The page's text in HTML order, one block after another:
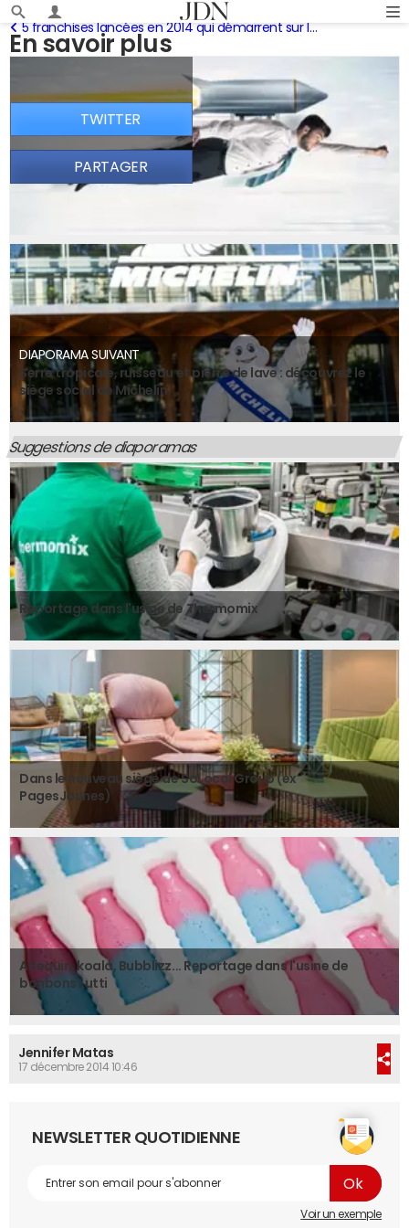
En savoir plus
5 franchises lancées en 2014 qui démarrent sur les chapeaux de roues
TWITTER
PARTAGER
DIAPORAMA SUIVANT
Serre tropicale, ruisseau et pierre de lave : découvrez le
siège social de Michelin
Suggestions de diaporamas
Reportage dans l'usine de Thermomix
Dans le nouveau siège de SoLocal Group (ex
PagesJaunes)
Arlequin, koala, Bubblizz... Reportage dans l'usine de
bonbons Lutti
Jennifer Matas
17 décembre 2014 10:46
NEWSLETTER QUOTIDIENNE
Voir un exemple